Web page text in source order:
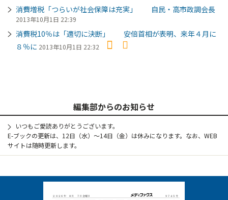
消費増税「つらいが社会保障は充実」 自民・高市政調会長
2013年10月1日 22:39
消費税10％は「適切に決断」 安倍首相が表明、来年４月に
８％に 2013年10月1日 22:32
編集部からのお知らせ
いつもご愛読ありがとうございます。
E-ブックの更新は、12日（水）～14日（金）は休みになります。なお、WEB
サイトは随時更新します。